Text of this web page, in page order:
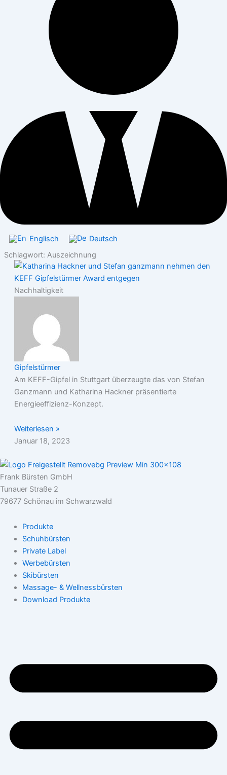
Englisch
Deutsch
Schlagwort: Auszeichnung
Nachhaltigkeit
Gipfelstürmer
Am KEFF-Gipfel in Stuttgart überzeugte das von Stefan
Ganzmann und Katharina Hackner präsentierte
Energieeffizienz-Konzept.
Weiterlesen »
Januar 18, 2023
Frank Bürsten GmbH
Tunauer Straße 2
79677 Schönau im Schwarzwald
Produkte
Schuhbürsten
Private Label
Werbebürsten
Skibürsten
Massage- & Wellnessbürsten
Download Produkte